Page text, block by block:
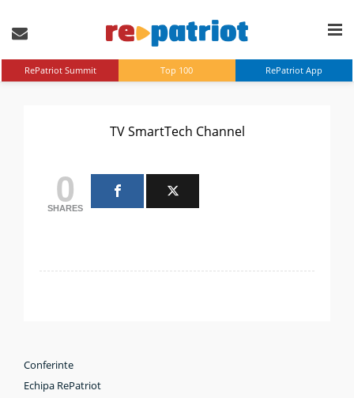
RePatriot Summit Top 100 RePatriot App
TV SmartTech Channel
0
SHARES
Conferinte
Echipa RePatriot